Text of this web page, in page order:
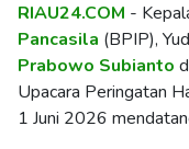
RIAU24.COM -
Pancasila (BPIP),
Prabowo Subianto
Upacara Peringatan
1 Juni 2026